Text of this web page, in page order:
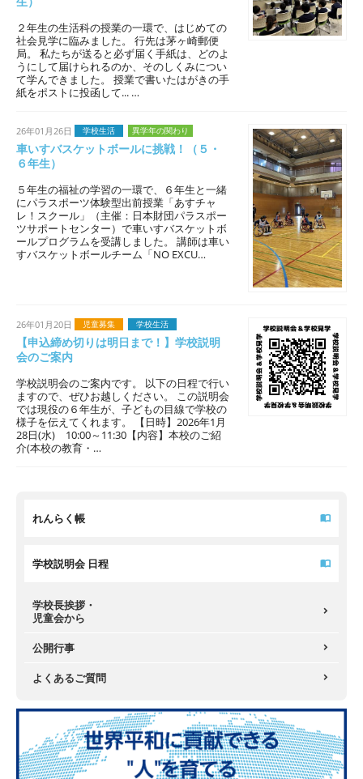
２年生の生活科の授業の一環で、はじめての
社会見学に臨みました。 行先は茅ヶ崎郵便
局。 私たちが送ると必ず届く手紙は、どのよ
うにして届けられるのか、そのしくみについ
て学んできました。 授業で書いたはがきの手
紙をポストに投函して... …
26年01月26日 学校生活 異学年の関わり
車いすバスケットボールに挑戦！（５・
６年生）
５年生の福祉の学習の一環で、６年生と一緒
にパラスポーツ体験型出前授業「あすチャ
レ！スクール」（主催：日本財団パラスポー
ツサポートセンター）で車いすバスケットボ
ールプログラムを受講しました。 講師は車い
すバスケットボールチーム「NO EXCU…
26年01月20日 児童募集 学校生活
【申込締め切りは明日まで！】学校説明
会のご案内
学校説明会のご案内です。 以下の日程で行い
ますので、ぜひお越しください。 この説明会
では現役の６年生が、子どもの目線で学校の
様子を伝えてくれます。 【日時】2026年1月
28日(水) 10:00～11:30【内容】本校のご紹
介(本校の教育・…
れんらく帳
学校説明会 日程
学校長挨拶・
児童会から
公開行事
よくあるご質問